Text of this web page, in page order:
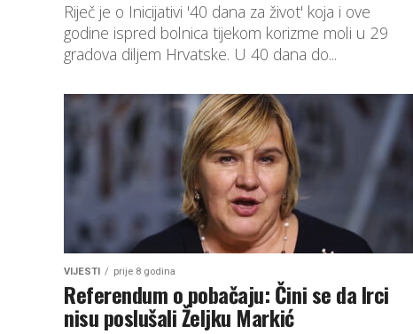
Riječ je o Inicijativi '40 dana za život' koja i ove
godine ispred bolnica tijekom korizme moli u 29
gradova diljem Hrvatske. U 40 dana do...
VIJESTI prije 8 godina
Referendum o pobačaju: Čini se da Irci
nisu poslušali Željku Markić